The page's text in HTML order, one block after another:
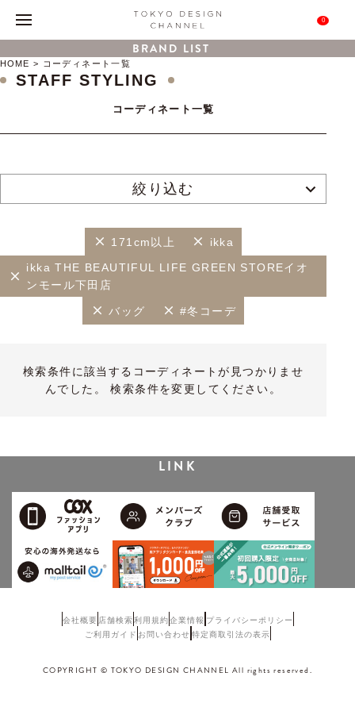
0
BRAND LIST
HOME コーディネート一覧
STAFF STYLING
コーディネート一覧
絞り込む
171cm以上 ikka
ikka THE BEAUTIFUL LIFE GREEN STOREイオ
ンモール下田店
バッグ #冬コーデ
検索条件に該当するコーディネートが見つかりませ
んでした。 検索条件を変更してください。
LINK
会社概要 店舗検索利用規約企業情報 プライバシーポリシー
ご利用ガイド お問い合わせ 特定商取引法の表示
COPYRIGHT © TOKYO DESIGN CHANNEL All rights reserved.